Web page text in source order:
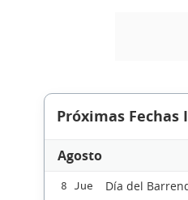
Próximas
Agosto
8 Jue Día del